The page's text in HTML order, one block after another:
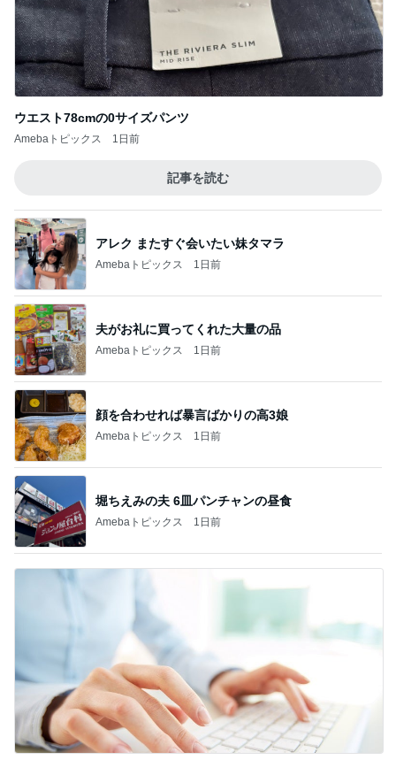
ウエスト78cmの0サイズパンツ
Amebaトピックス 1日前
記事を読む
アレク またすぐ会いたい妹タマラ
Amebaトピックス 1日前
夫がお礼に買ってくれた大量の品
Amebaトピックス 1日前
顔を合わせれば暴言ばかりの高3娘
Amebaトピックス 1日前
堀ちえみの夫 6皿パンチャンの昼食
Amebaトピックス 1日前